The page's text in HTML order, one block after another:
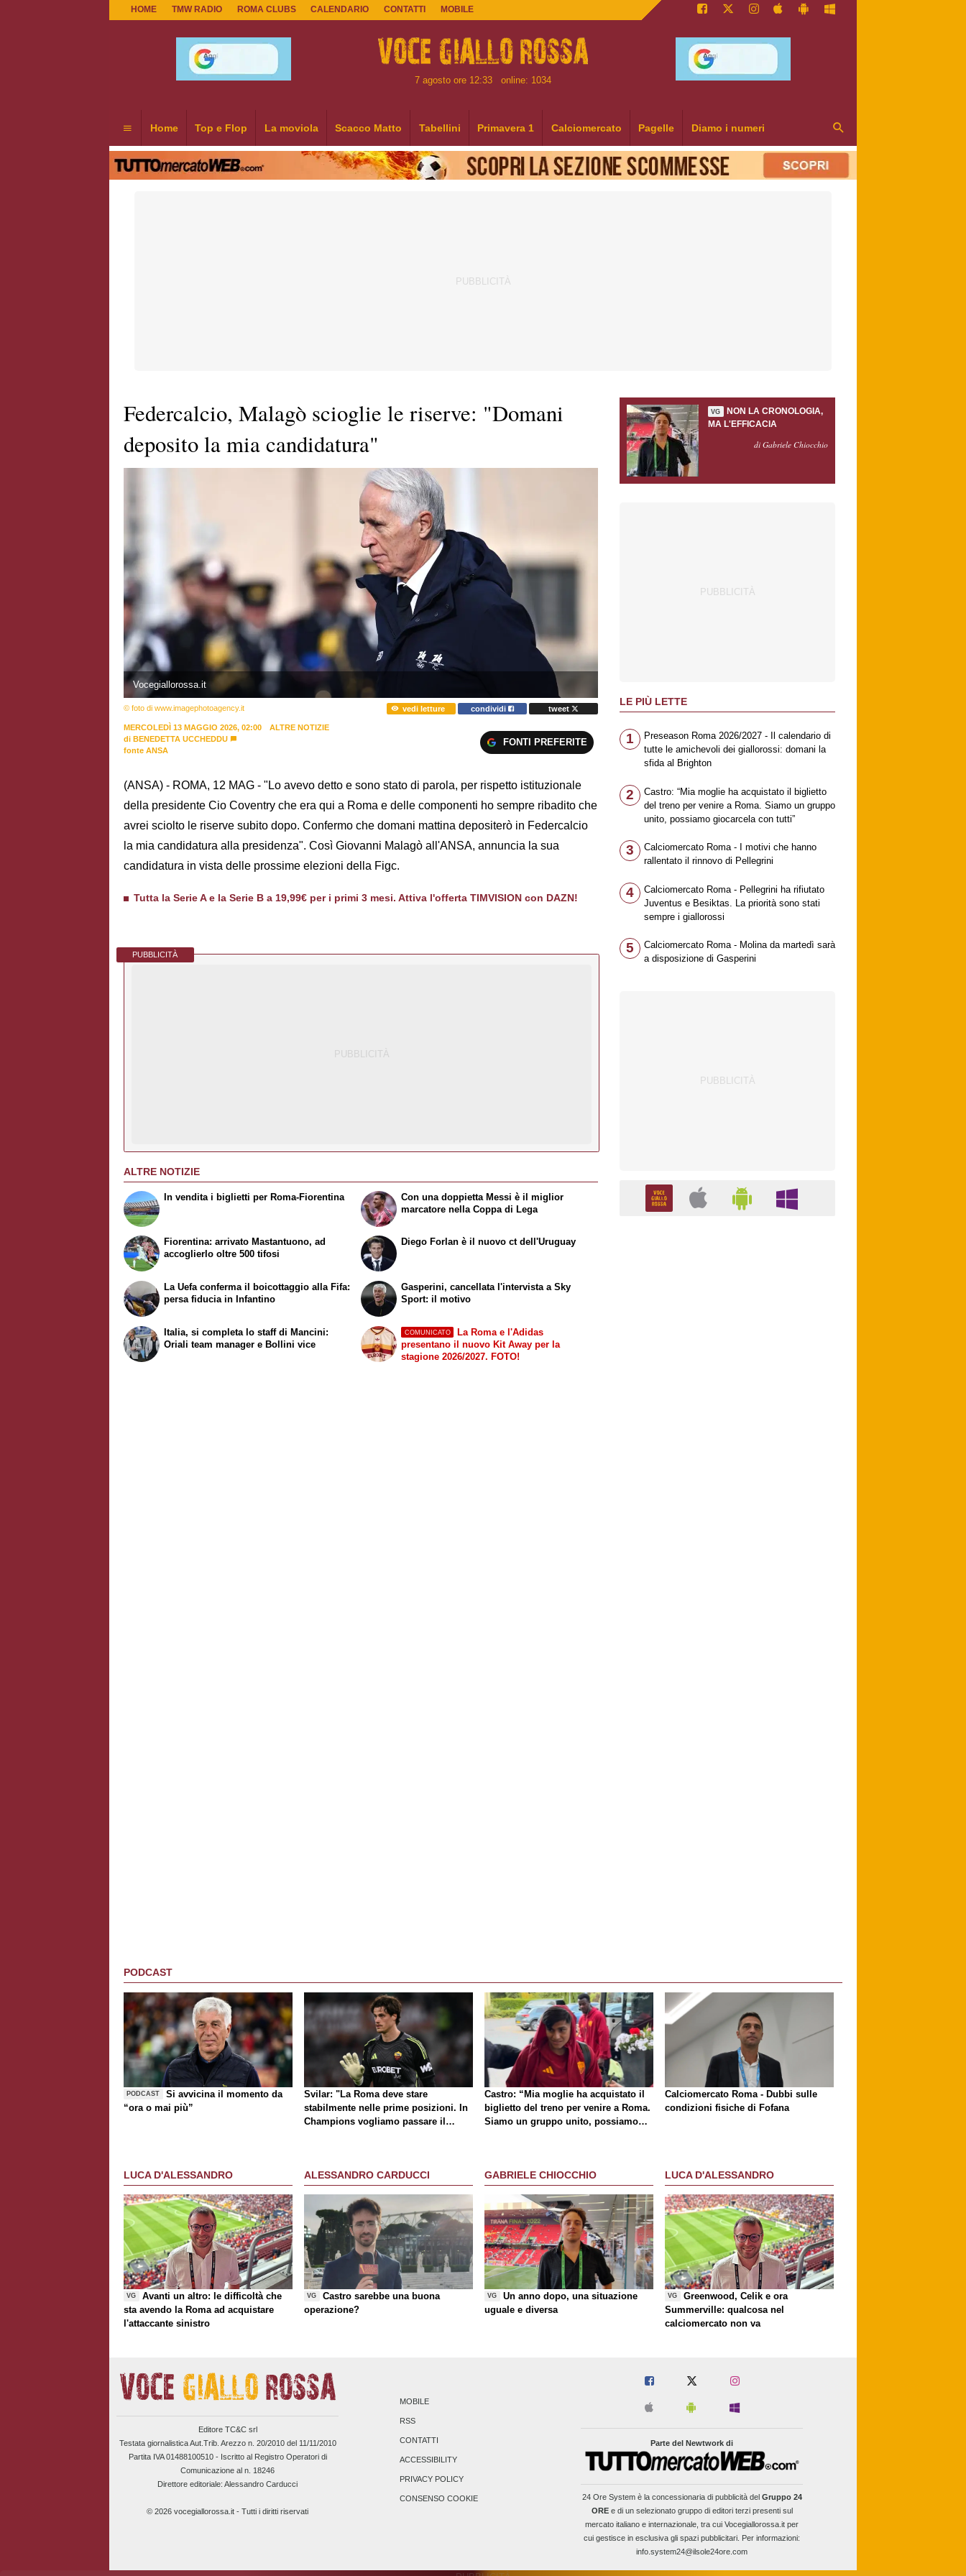
HOME TMW RADIO ROMA CLUBS CALENDARIO CONTATTI MOBILE
7 agosto ore 12:33 online: 1034
Home Top e Flop La moviola Scacco Matto Tabellini Primavera 1 Calciomercato Pagelle Diamo i numeri
Federcalcio, Malagò scioglie le riserve: "Domani
deposito la mia candidatura"
Vocegiallorossa.it
© foto di www.imagephotoagency.it vedi letture condividi tweet
MERCOLEDÌ 13 MAGGIO 2026, 02:00
ALTRE NOTIZIE
di BENEDETTA UCCHEDDU
fonte ANSA
FONTI PREFERITE
(ANSA) - ROMA, 12 MAG - "Lo avevo detto e sono stato di parola, per rispetto istituzionale
della presidente Cio Coventry che era qui a Roma e delle componenti ho sempre ribadito che
avrei sciolto le riserve subito dopo. Confermo che domani mattina depositerò in Federcalcio
la mia candidatura alla presidenza". Così Giovanni Malagò all'ANSA, annuncia la sua
candidatura in vista delle prossime elezioni della Figc.
Tutta la Serie A e la Serie B a 19,99€ per i primi 3 mesi. Attiva l'offerta TIMVISION con DAZN!
PUBBLICITÀ
ALTRE NOTIZIE
In vendita i biglietti per Roma-Fiorentina
Fiorentina: arrivato Mastantuono, ad
accoglierlo oltre 500 tifosi
Con una doppietta Messi è il miglior
marcatore nella Coppa di Lega
Diego Forlan è il nuovo ct dell'Uruguay
La Uefa conferma il boicottaggio alla Fifa:
persa fiducia in Infantino
Italia, si completa lo staff di Mancini:
Oriali team manager e Bollini vice
Gasperini, cancellata l'intervista a Sky
Sport: il motivo
COMUNICATO
La Roma e l'Adidas
presentano il nuovo Kit Away per la
stagione 2026/2027. FOTO!
VG
NON LA CRONOLOGIA,
MA L'EFFICACIA
di Gabriele Chiocchio
LE PIÙ LETTE
1
Preseason Roma 2026/2027 - Il calendario di
tutte le amichevoli dei giallorossi: domani la
sfida al Brighton
2
Castro: “Mia moglie ha acquistato il biglietto
del treno per venire a Roma. Siamo un gruppo
unito, possiamo giocarcela con tutti”
3
Calciomercato Roma - I motivi che hanno
rallentato il rinnovo di Pellegrini
4
Calciomercato Roma - Pellegrini ha rifiutato
Juventus e Besiktas. La priorità sono stati
sempre i giallorossi
5
Calciomercato Roma - Molina da martedì sarà
a disposizione di Gasperini
PODCAST
PODCAST
Si avvicina il momento da
“ora o mai più”
Svilar: "La Roma deve stare
stabilmente nelle prime posizioni. In
Champions vogliamo passare il
Castro: “Mia moglie ha acquistato il
biglietto del treno per venire a Roma.
Siamo un gruppo unito, possiamo
Calciomercato Roma - Dubbi sulle
condizioni fisiche di Fofana
LUCA D'ALESSANDRO
VG
Avanti un altro: le difficoltà che
sta avendo la Roma ad acquistare
l'attaccante sinistro
ALESSANDRO CARDUCCI
VG
Castro sarebbe una buona
operazione?
GABRIELE CHIOCCHIO
VG
Un anno dopo, una situazione
uguale e diversa
LUCA D'ALESSANDRO
VG
Greenwood, Celik e ora
Summerville: qualcosa nel
calciomercato non va
Editore TC&C srl
Testata giornalistica Aut.Trib. Arezzo n. 20/2010 del 11/11/2010
Partita IVA 01488100510 - Iscritto al Registro Operatori di
Comunicazione al n. 18246
Direttore editoriale: Alessandro Carducci
© 2026 vocegiallorossa.it - Tutti i diritti riservati
MOBILE
RSS
CONTATTI
ACCESSIBILITY
PRIVACY POLICY
CONSENSO COOKIE
Parte del Newtwork di
24 Ore Systemè la concessionaria di pubblicità del Gruppo 24
OREe di un selezionato gruppo di editori terzi presenti sul
mercato italiano e internazionale, tra cui Vocegiallorossa.it per
cui gestisce in esclusiva gli spazi pubblicitari. Per informazioni:
info.system24@ilsole24ore.com